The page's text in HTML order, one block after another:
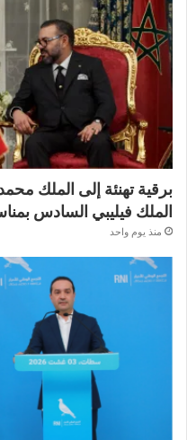
برقية تهنئة إلى الملك
الملك فيليبي السادس
منذ يوم واحد